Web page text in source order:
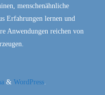
menschenähnliche
Erfahrungen lernen und
Anwendungen reichen von
& WordPress.